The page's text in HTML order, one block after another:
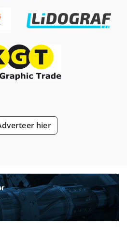
het hoofdproduct, met
De aanvoerders kunnen
Eenvoudig te integreren met
zwaar uitgevoerde
4 lijmregelsysteem. PVA-
met één kop. Longford
gereedschap en
Papiersoort, Max: 355 x 254
mm Min: 102 x 102 mm Dkodpfx
hier